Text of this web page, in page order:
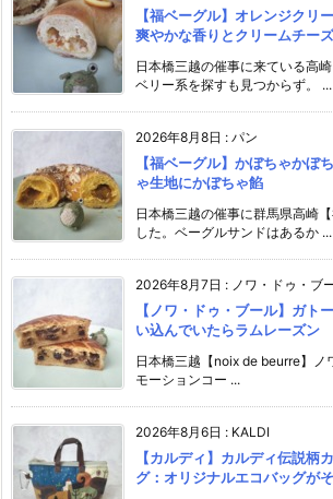
【福ベーグル】オレンジクリ
爽やかな香りとクリームチー
日本橋三越の催事に来ている高
ベリー系を探すも見つからず。 ...
2026年8月8日 : パン
【福ベーグル】かぼちゃかぼ
ゃ生地にかぼちゃ餡
日本橋三越の催事に群馬県高崎
した。ベーグルサンドはあるか ...
2026年8月7日 : ノワ・ドゥ・ブ
【ノワ・ドゥ・ブール】ガト
い込んでいたらラムレーズン
日本橋三越【noix de beurre】ノ
モーションコー ...
2026年8月6日 : KALDI
【カルディ】カルディ伝説柄
グ：オリジナルエコバッグが